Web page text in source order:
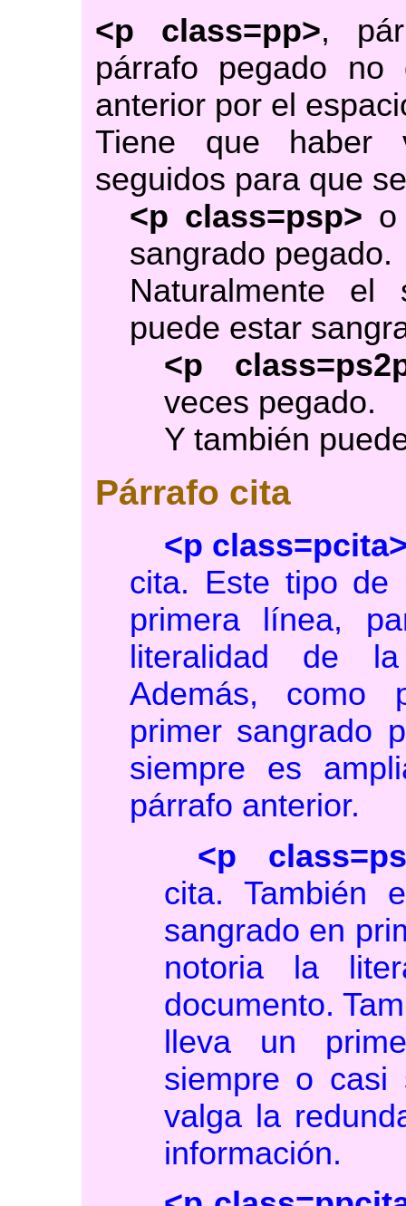
<p class=pp>,
párrafo pegado no
anterior por el
Tiene que haber
seguidos para que
<p class=psp>
sangrado pegado.
Naturalmente el
puede estar
<p
veces pegado.
Y también
Párrafo cita
<p
cita. Este tipo de
primera línea,
literalidad de
Además, como
primer sangrado
siempre es
párrafo anterior.
<p
cita. También
sangrado en
notoria la
documento.
lleva un
siempre o casi
valga la
información.